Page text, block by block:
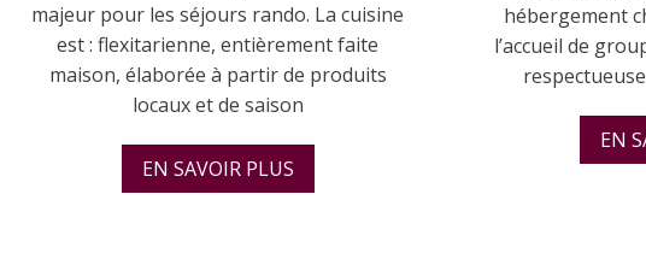
majeur pour les séjours rando. La cuisine
est : flexitarienne, entièrement faite
maison, élaborée à partir de produits
locaux et de saison
EN SAVOIR PLUS
hébergement
l’accueil de
EN